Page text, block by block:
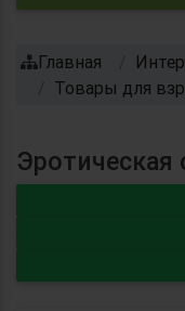
Главная
Товары для